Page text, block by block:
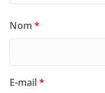
Nom *
E-mail*